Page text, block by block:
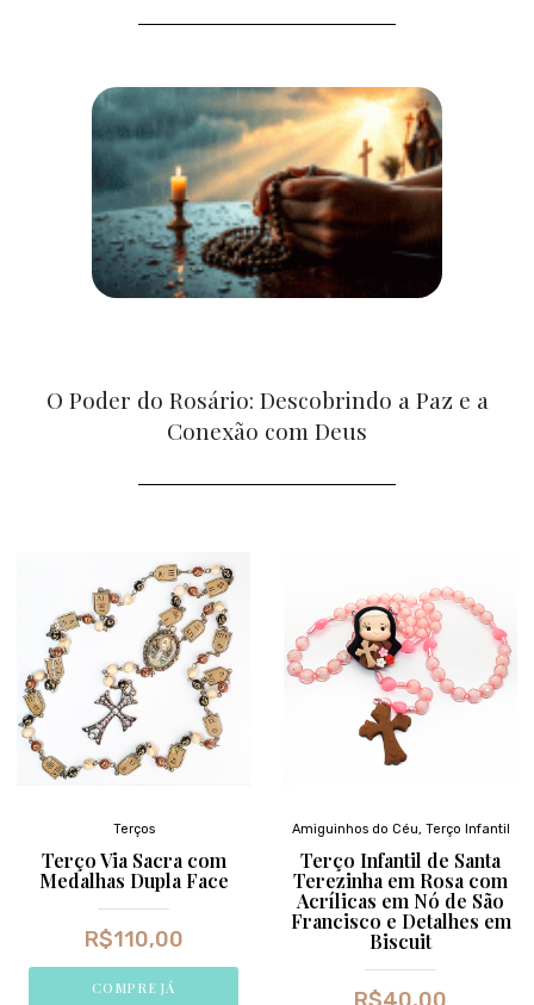
O Poder do Rosário: Descobrindo a Paz e a
Conexão com Deus
Terços
Terço Via Sacra com
Medalhas Dupla Face
R$110,00
COMPRE JÁ
Amiguinhos do Céu, Terço Infantil
Terço Infantil de Santa
Terezinha em Rosa com
Acrílicas em Nó de São
Francisco e Detalhes em
Biscuit